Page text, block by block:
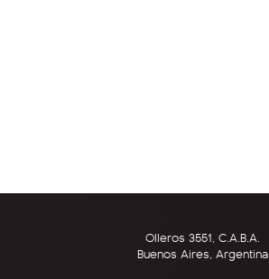
Olleros 3551, C.A.B.A.
Buenos Aires, Argentina